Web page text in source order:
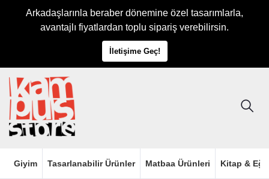
Arkadaşlarınla beraber dönemine özel tasarımlarla,
avantajlı fiyatlardan toplu sipariş verebilirsin.
İletişime Geç!
Giyim Tasarlanabilir Ürünler Matbaa Ürünleri Kitap &